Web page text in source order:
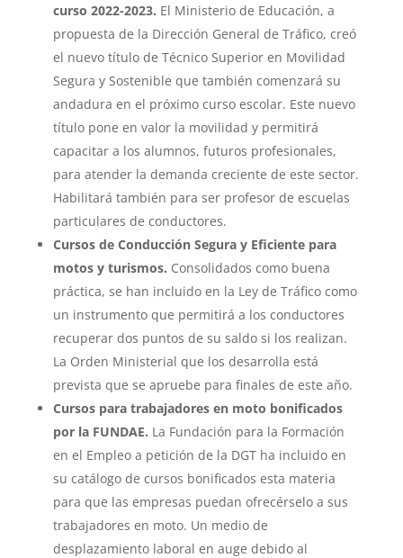
curso 2022-2023. El Ministerio de Educación, a
propuesta de la Dirección General de Tráfico, creó
el nuevo título de Técnico Superior en Movilidad
Segura y Sostenible que también comenzará su
andadura en el próximo curso escolar. Este nuevo
título pone en valor la movilidad y permitirá
capacitar a los alumnos, futuros profesionales,
para atender la demanda creciente de este sector.
Habilitará también para ser profesor de escuelas
particulares de conductores.
Cursos de Conducción Segura y Eficiente para
motos y turismos. Consolidados como buena
práctica, se han incluido en la Ley de Tráfico como
un instrumento que permitirá a los conductores
recuperar dos puntos de su saldo si los realizan.
La Orden Ministerial que los desarrolla está
prevista que se apruebe para finales de este año.
Cursos para trabajadores en moto bonificados
por la FUNDAE. La Fundación para la Formación
en el Empleo a petición de la DGT ha incluido en
su catálogo de cursos bonificados esta materia
para que las empresas puedan ofrecérselo a sus
trabajadores en moto. Un medio de
desplazamiento laboral en auge debido al